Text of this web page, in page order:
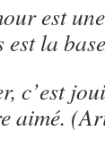
est
est la
c’est
aimé.